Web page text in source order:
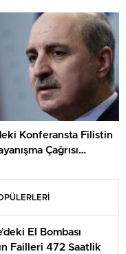
Konferansta Filistin
Çağrısı
El Bombası
Failleri 472 Saatlik